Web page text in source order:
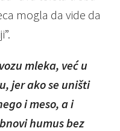
mogla da vide da
mleka, već u
jer ako se uništi
i meso, a i
humus bez